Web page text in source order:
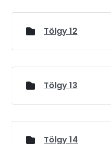
Tölgy 12
Tölgy 13
Tölgy 14